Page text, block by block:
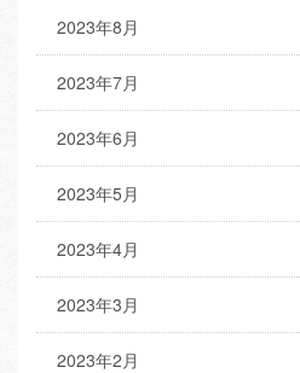
2023年8月
2023年7月
2023年6月
2023年5月
2023年4月
2023年3月
2023年2月